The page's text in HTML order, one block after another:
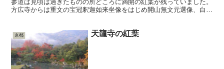
参道は見頃は過ぎたものの所どころに満開の紅葉が残っていました。
方広寺からは重文の宝冠釈迦如来坐像をはじめ開山無文元選像、白隠
京都 天龍寺の紅葉